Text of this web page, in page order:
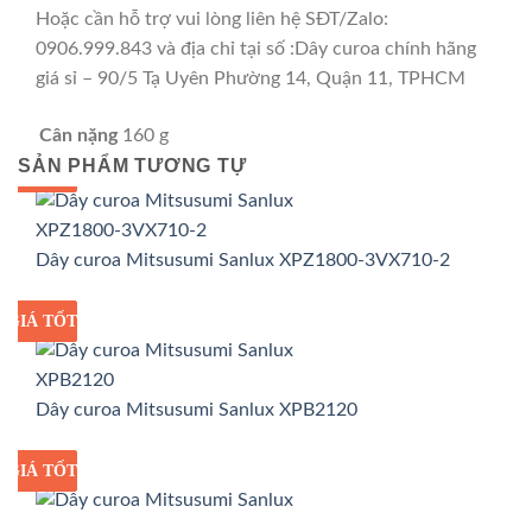
Hoặc cần hỗ trợ vui lòng liên hệ SĐT/Zalo:
0906.999.843 và địa chỉ tại số :Dây curoa chính hãng
giá sỉ – 90/5 Tạ Uyên Phường 14, Quận 11, TPHCM
Cân nặng 160 g
SẢN PHẨM TƯƠNG TỰ
GIÁ SỈ
GIÁ TỐT
Dây curoa Mitsusumi Sanlux XPZ1800-3VX710-2
GIÁ SỈ
GIÁ TỐT
Dây curoa Mitsusumi Sanlux XPB2120
GIÁ SỈ
GIÁ TỐT